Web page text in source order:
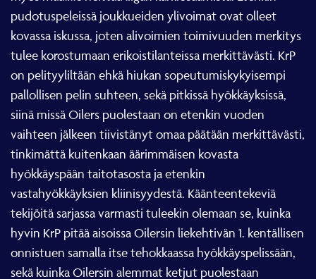
pudotuspeleissä joukkueiden ylivoimat ovat olleet
kovassa iskussa, joten alivoimien toimivuuden merkitys
tulee korostumaan erikoistilanteissa merkittävästi. KrP
on pelityyliltään ehkä hiukan sopeutumiskykyisempi
pallollisen pelin suhteen, sekä pitkissä hyökkäyksissä,
siinä missä Oilers puolestaan on etenkin vuoden
vaihteen jälkeen tiivistänyt omaa päätään merkittävästi,
tinkimättä kuitenkaan äärimmäisen kovasta
hyökkäyspään taitotasosta ja etenkin
vastahyökkäyksien kliinisyydestä. Käänteentekeviä
tekijöitä sarjassa varmasti tuleekin olemaan se, kuinka
hyvin KrP pitää aisoissa Oilersin liekehtivän 1. kentällisen
onnistuen samalla itse tehokkaassa hyökkäyspelissään,
sekä kuinka Oilersin alemmat ketjut puolestaan